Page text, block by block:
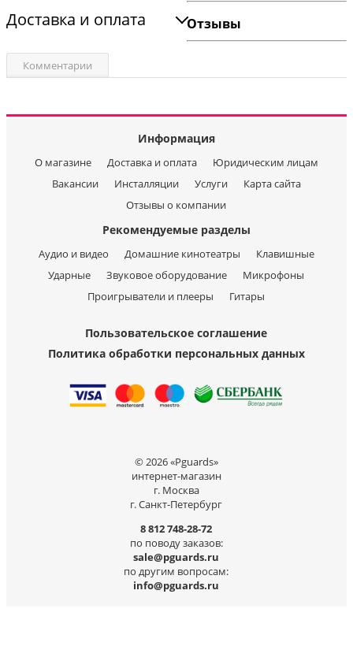
Доставка и оплата Отзывы
Комментарии
Информация
О магазине Доставка и оплата
Юридическим лицам
Вакансии
Инсталляции Услуги
Карта сайта
Отзывы о компании
Рекомендуемые разделы
Аудио и видео Домашние кинотеатры
Клавишные
Ударные
Звуковое оборудование
Микрофоны
Проигрыватели и плееры
Гитары
Пользовательское соглашение
Политика обработки персональных данных
© 2026 «Pguards»
интернет-магазин
г. Москва
г. Санкт-Петербург
8 812 748-28-72
по поводу заказов:
sale@pguards.ru
по другим вопросам:
info@pguards.ru